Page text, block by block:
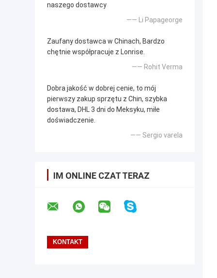
naszego dostawcy
—— Li Papageorge
Zaufany dostawca w Chinach, Bardzo
chętnie współpracuje z Lonrise.
—— Rohit Verma
Dobra jakość w dobrej cenie, to mój
pierwszy zakup sprzętu z Chin, szybka
dostawa, DHL 3 dni do Meksyku, miłe
doświadczenie.
—— Sergio varela
IM ONLINE CZAT TERAZ